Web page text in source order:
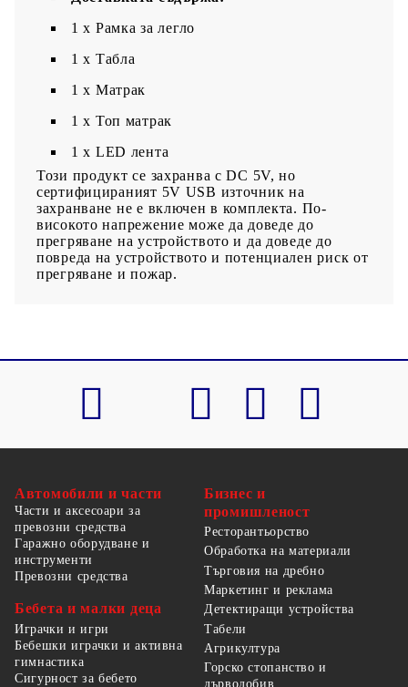
1 x Рамка за легло
1 x Табла
1 x Матрак
1 х Топ матрак
1 x LED лента
Този продукт се захранва с DC 5V, но
сертифицираният 5V USB източник на
захранване не е включен в комплекта. По-
високото напрежение може да доведе до
прегряване на устройството и да доведе до
повреда на устройството и потенциален риск от
прегряване и пожар.
Автомобили и части
Части и аксесоари за
превозни средства
Гаражно оборудване и
инструменти
Превозни средства
Бебета и малки деца
Играчки и игри
Бебешки играчки и активна
гимнастика
Сигурност за бебето
Бизнес и
промишленост
Ресторантьорство
Обработка на материали
Търговия на дребно
Маркетинг и реклама
Детектиращи устройства
Табели
Агрикултура
Горско стопанство и
дърводобив